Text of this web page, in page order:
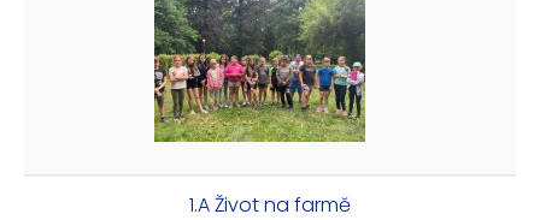
1.A Život na farmě